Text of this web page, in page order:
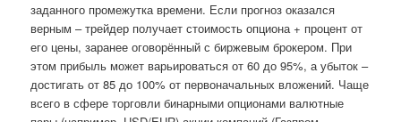
заданного промежутка времени. Если прогноз оказался
верным – трейдер получает стоимость опциона + процент от
его цены, заранее оговорённый с биржевым брокером. При
этом прибыль может варьироваться от 60 до 95%, а убыток –
достигать от 85 до 100% от первоначальных вложений. Чаще
всего в сфере торговли бинарными опционами валютные